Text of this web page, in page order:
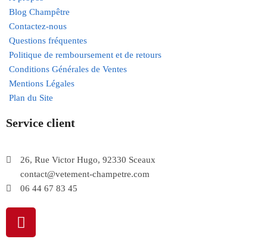
Blog Champêtre
Contactez-nous
Questions fréquentes
Politique de remboursement et de retours
Conditions Générales de Ventes
Mentions Légales
Plan du Site
Service client
26, Rue Victor Hugo, 92330 Sceaux
contact@vetement-champetre.com
06 44 67 83 45